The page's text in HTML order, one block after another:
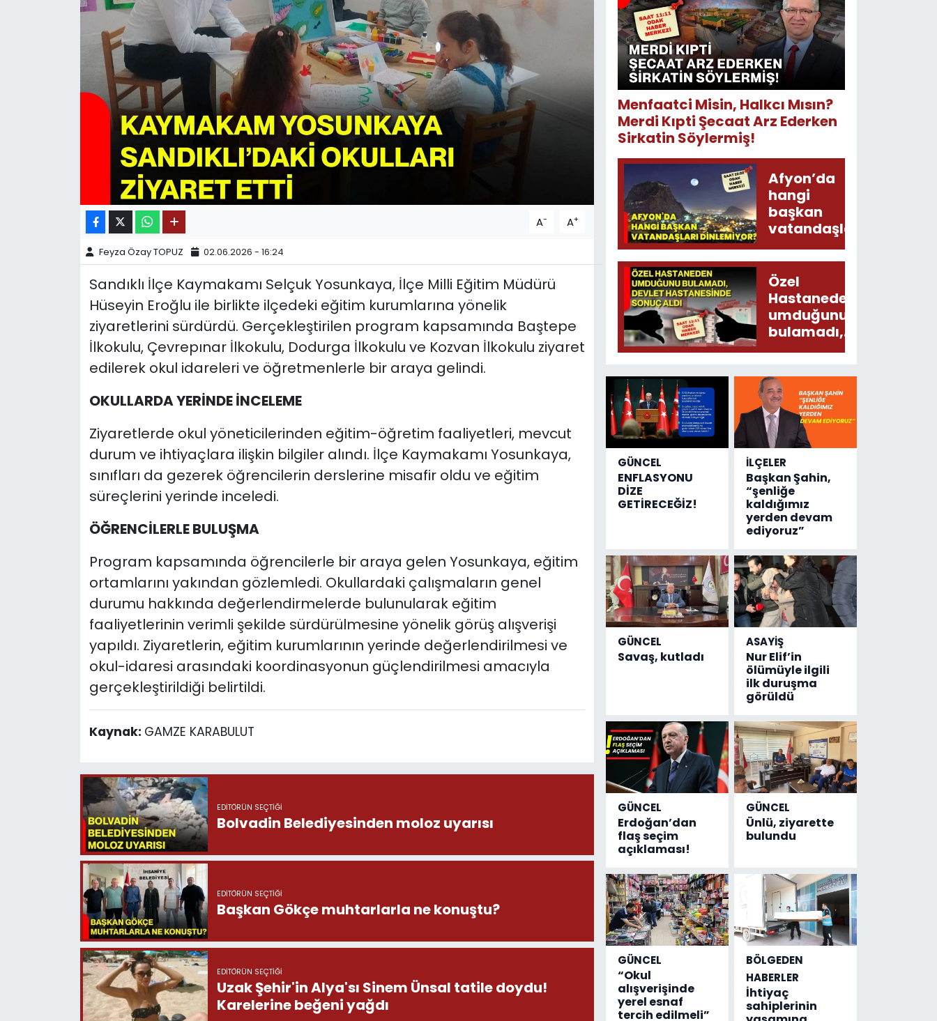
A- A+
Feyza Özay TOPUZ 02.06.2026 - 16:24
Sandıklı İlçe Kaymakamı Selçuk Yosunkaya, İlçe Milli Eğitim Müdürü
Hüseyin Eroğlu ile birlikte ilçedeki eğitim kurumlarına yönelik
ziyaretlerini sürdürdü. Gerçekleştirilen program kapsamında Baştepe
İlkokulu, Çevrepınar İlkokulu, Dodurga İlkokulu ve Kozvan İlkokulu ziyaret
edilerek okul idareleri ve öğretmenlerle bir araya gelindi.
OKULLARDA YERİNDE İNCELEME
Ziyaretlerde okul yöneticilerinden eğitim-öğretim faaliyetleri, mevcut
durum ve ihtiyaçlara ilişkin bilgiler alındı. İlçe Kaymakamı Yosunkaya,
sınıfları da gezerek öğrencilerin derslerine misafir oldu ve eğitim
süreçlerini yerinde inceledi.
ÖĞRENCİLERLE BULUŞMA
Program kapsamında öğrencilerle bir araya gelen Yosunkaya, eğitim
ortamlarını yakından gözlemledi. Okullardaki çalışmaların genel
durumu hakkında değerlendirmelerde bulunularak eğitim
faaliyetlerinin verimli şekilde sürdürülmesine yönelik görüş alışverişi
yapıldı. Ziyaretlerin, eğitim kurumlarının yerinde değerlendirilmesi ve
okul-idaresi arasındaki koordinasyonun güçlendirilmesi amacıyla
gerçekleştirildiği belirtildi.
Kaynak: GAMZE KARABULUT
EDITÖRÜN SEÇTIĞI
Bolvadin Belediyesinden moloz uyarısı
EDITÖRÜN SEÇTIĞI
Başkan Gökçe muhtarlarla ne konuştu?
EDITÖRÜN SEÇTIĞI
Uzak Şehir'in Alya'sı Sinem Ünsal tatile doydu!
Karelerine beğeni yağdı
Menfaatci Misin, Halkcı Mısın?
Merdi Kıpti Şecaat Arz Ederken
Sirkatin Söylermiş!
Afyon’da
hangi
başkan
vatandaşları
dinlemiyor?
Özel
Hastaneden
umduğunu
bulamadı,
Devlet
sonuç aldı
GÜNCEL
ENFLASYONU
DİZE
GETİRECEĞİZ!
İLÇELER
Başkan Şahin,
“şenliğe
kaldığımız
yerden devam
ediyoruz”
GÜNCEL
Savaş, kutladı
ASAYİŞ
Nur Elif’in
ölümüyle ilgili
ilk duruşma
görüldü
GÜNCEL
Erdoğan’dan
flaş seçim
açıklaması!
GÜNCEL
Ünlü, ziyarette
bulundu
GÜNCEL
“Okul
alışverişinde
yerel esnaf
tercih edilmeli”
BÖLGEDEN
HABERLER
İhtiyaç
sahiplerinin
11:11 MANŞET